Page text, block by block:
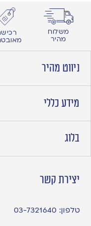
משלוח
מהיר
ניווט מהיר
מידע כללי
בלוג
יצירת קשר
טלפון: 03-7321640